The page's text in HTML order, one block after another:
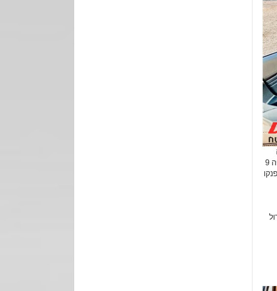
האמצעית ובהחלט גם בספסל מאחור. לא משנה עד כמה אתם סובלים מעודף משקל, המיפה 9